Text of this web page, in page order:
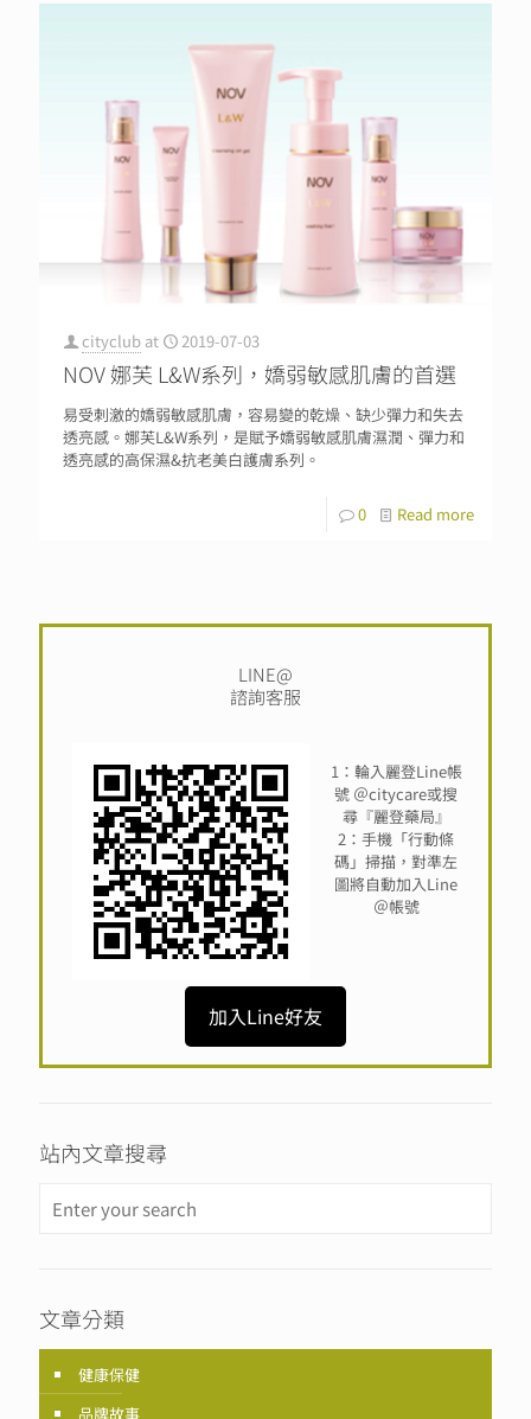
cityclub at 2019-07-03
NOV 娜芙 L&W系列，嬌弱敏感肌膚的首選
易受刺激的嬌弱敏感肌膚，容易變的乾燥、缺少彈力和失去
透亮感。娜芙L&W系列，是賦予嬌弱敏感肌膚濕潤、彈力和
透亮感的高保濕&抗老美白護膚系列。
0 Read more
LINE@
諮詢客服
1：輪入麗登Line帳
號 ＠citycare或搜
尋『麗登藥局』
2：手機「行動條
碼」掃描，對準左
圖將自動加入Line
＠帳號
加入Line好友
站內文章搜尋
文章分類
健康保健
品牌故事